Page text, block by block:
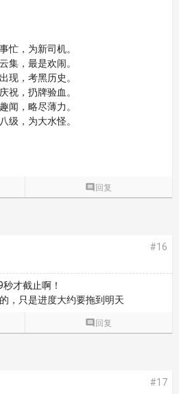
忙，为新司机。
集，最是欢闹。
现，考黑历史。
祝，扔牌验血。
闻，略尽薄力。
级，为大水怪。
 回复
#16
才截止啊！
，只是进度大约要拖到明天
 回复
#17